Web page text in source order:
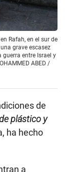
Rafah, en el sur de
grave escasez
guerra entre Israel y
ABED /
de
plástico y
ha hecho
a